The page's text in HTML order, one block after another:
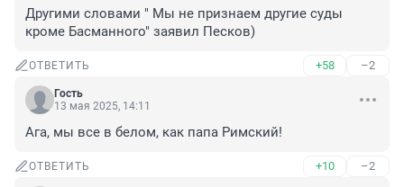
Другими словами " Мы не признаем другие суды
кроме Басманного" заявил Песков)
ОТВЕТИТЬ +58 –2
Гость
13 мая 2025, 14:11
Ага, мы все в белом, как папа Римский!
ОТВЕТИТЬ +10 –2